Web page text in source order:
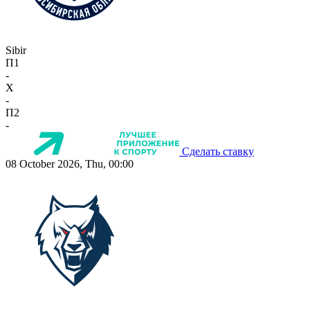
Sibir
П1
-
X
-
П2
-
Сделать ставку
08 October 2026, Thu, 00:00